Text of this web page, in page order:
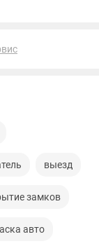
выезд
замков
авто